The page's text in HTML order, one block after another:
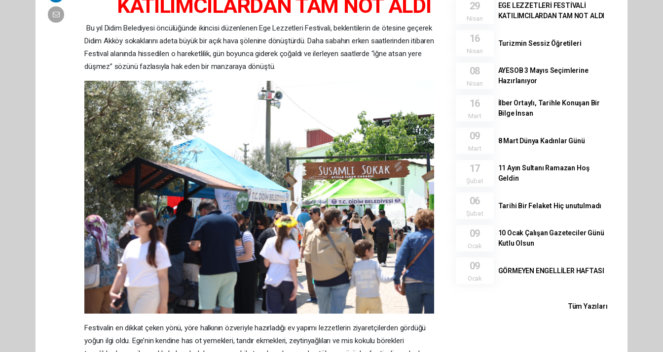
KATILIMCILARDAN TAM NOT ALDI
Bu yıl Didim Belediyesi öncülüğünde ikincisi düzenlenen Ege Lezzetleri Festivali, beklentilerin de ötesine geçerek
Didim Akköy sokaklarını adeta büyük bir açık hava şölenine dönüştürdü. Daha sabahın erken saatlerinden itibaren
Festival alanında hissedilen o hareketlilik, gün boyunca giderek çoğaldı ve ilerleyen saatlerde “iğne atsan yere
düşmez” sözünü fazlasıyla hak eden bir manzaraya dönüştü.
Festivalin en dikkat çeken yönü, yöre halkının özveriyle hazırladığı ev yapımı lezzetlerin ziyaretçilerden gördüğü
yoğun ilgi oldu. Ege’nin kendine has ot yemekleri, tandır ekmekleri, zeytinyağlıları ve mis kokulu börekleri
29
Nisan
EGE LEZZETLERİ FESTİVALİ
KATILIMCILARDAN TAM NOT ALDI
16
Nisan
Turizmin Sessiz Öğretileri
08
Nisan
AYESOB 3 Mayıs Seçimlerine
Hazırlanıyor
16
Mart
İlber Ortaylı, Tarihle Konuşan Bir
Bilge İnsan
09
Mart
8 Mart Dünya Kadınlar Günü
17
Şubat
11 Ayın Sultanı Ramazan Hoş
Geldin
06
Şubat
Tarihi Bir Felaket Hiç unutulmadı
09
Ocak
10 Ocak Çalışan Gazeteciler Günü
Kutlu Olsun
09
Ocak
GÖRMEYEN ENGELLİLER HAFTASI
Tüm Yazıları